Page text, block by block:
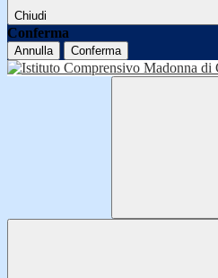
Chiudi
Conferma
Annulla Conferma